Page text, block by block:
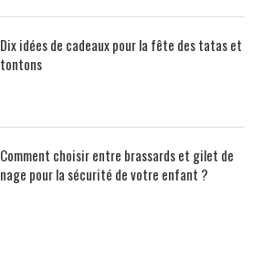
Dix idées de cadeaux pour la fête des tatas et
tontons
Comment choisir entre brassards et gilet de
nage pour la sécurité de votre enfant ?